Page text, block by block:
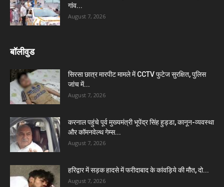
गांव...
August 7, 2026
बॉलीवुड
सिरसा छात्र मारपीट मामले में CCTV फुटेज सुरक्षित, पुलिस
जांच में...
August 7, 2026
करनाल पहुंचे पूर्व मुख्यमंत्री भूपेंद्र सिंह हुड्डा, कानून-व्यवस्था
और कॉमनवेल्थ गेम्स...
August 7, 2026
हरिद्वार में सड़क हादसे में फरीदाबाद के कांवड़िये की मौत, दो...
August 7, 2026